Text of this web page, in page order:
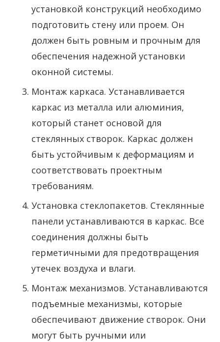
установкой конструкций необходимо
подготовить стену или проем. Он
должен быть ровным и прочным для
обеспечения надежной установки
оконной системы.
Монтаж каркаса. Устанавливается
каркас из металла или алюминия,
который станет основой для
стеклянных створок. Каркас должен
быть устойчивым к деформациям и
соответствовать проектным
требованиям.
Установка стеклопакетов. Стеклянные
панели устанавливаются в каркас. Все
соединения должны быть
герметичными для предотвращения
утечек воздуха и влаги.
Монтаж механизмов. Устанавливаются
подъемные механизмы, которые
обеспечивают движение створок. Они
могут быть ручными или